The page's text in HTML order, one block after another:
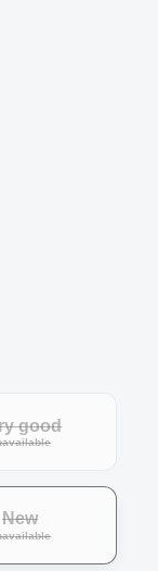
good
(This option is
New
(This option is